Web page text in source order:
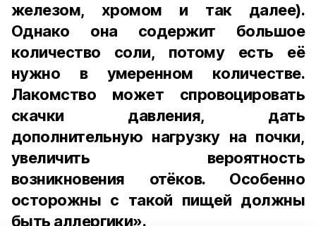
железом, хромом и так далее).
Однако она содержит большое
количество соли, потому есть её
нужно в умеренном количестве.
Лакомство может спровоцировать
скачки давления, дать
дополнительную нагрузку на почки,
увеличить вероятность
возникновения отёков. Особенно
осторожны с такой пищей должны
быть аллергики».